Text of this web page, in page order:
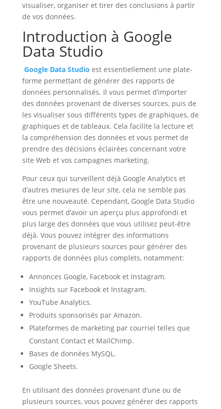
visualiser, organiser et tirer des conclusions à partir
de vos données.
Introduction à Google
Data Studio
Google Data Studio est essentiellement une plate-
forme permettant de générer des rapports de
données personnalisés. Il vous permet d’importer
des données provenant de diverses sources, puis de
les visualiser sous différents types de graphiques, de
graphiques et de tableaux. Cela facilite la lecture et
la compréhension des données et vous permet de
prendre des décisions éclairées concernant votre
site Web et vos campagnes marketing.
Pour ceux qui surveillent déjà Google Analytics et
d’autres mesures de leur site, cela ne semble pas
être une nouveauté. Cependant, Google Data Studio
vous permet d’avoir un aperçu plus approfondi et
plus large des données que vous utilisez peut-être
déjà. Vous pouvez intégrer des informations
provenant de plusieurs sources pour générer des
rapports de données plus complets, notamment:
Annonces Google, Facebook et Instagram.
Insights sur Facebook et Instagram.
YouTube Analytics.
Produits sponsorisés par Amazon.
Plateformes de marketing par courriel telles que
Constant Contact et MailChimp.
Bases de données MySQL.
Google Sheets.
En utilisant des données provenant d’une ou de
plusieurs sources, vous pouvez générer des rapports